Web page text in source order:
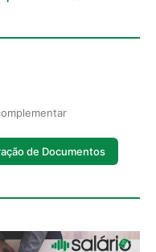
de Documentos